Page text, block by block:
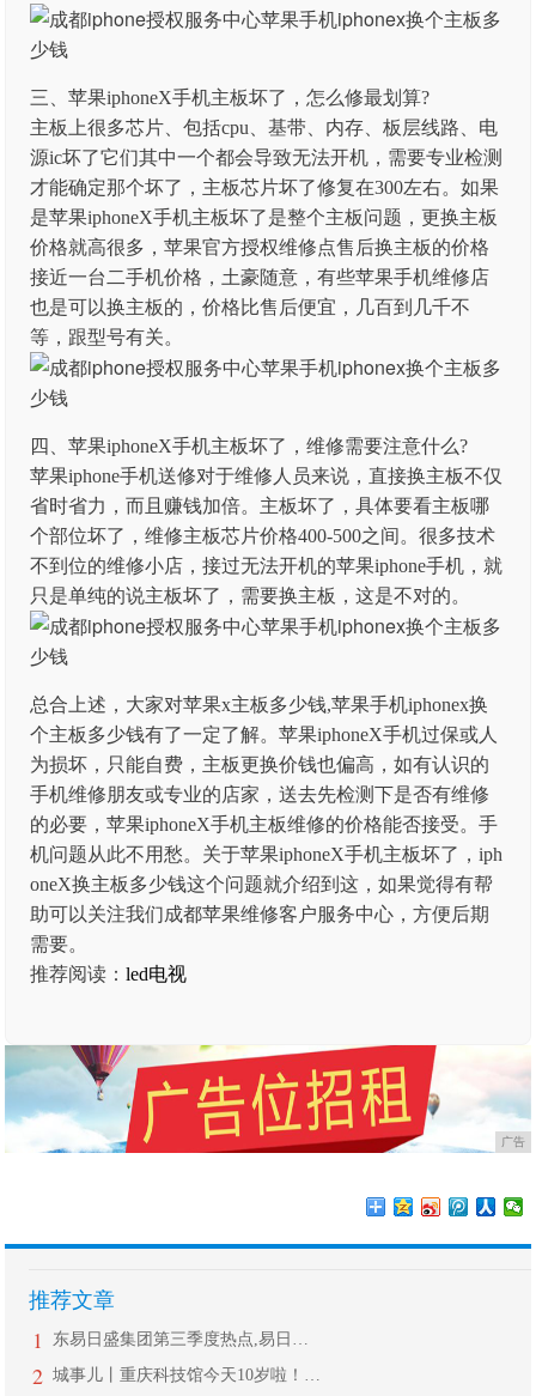
三、苹果iphoneX手机主板坏了，怎么修最划算?
主板上很多芯片、包括cpu、基带、内存、板层线路、电
源ic坏了它们其中一个都会导致无法开机，需要专业检测
才能确定那个坏了，主板芯片坏了修复在300左右。如果
是苹果iphoneX手机主板坏了是整个主板问题，更换主板
价格就高很多，苹果官方授权维修点售后换主板的价格
接近一台二手机价格，土豪随意，有些苹果手机维修店
也是可以换主板的，价格比售后便宜，几百到几千不
等，跟型号有关。
四、苹果iphoneX手机主板坏了，维修需要注意什么?
苹果iphone手机送修对于维修人员来说，直接换主板不仅
省时省力，而且赚钱加倍。主板坏了，具体要看主板哪
个部位坏了，维修主板芯片价格400-500之间。很多技术
不到位的维修小店，接过无法开机的苹果iphone手机，就
只是单纯的说主板坏了，需要换主板，这是不对的。
总合上述，大家对苹果x主板多少钱,苹果手机iphonex换
个主板多少钱有了一定了解。苹果iphoneX手机过保或人
为损坏，只能自费，主板更换价钱也偏高，如有认识的
手机维修朋友或专业的店家，送去先检测下是否有维修
的必要，苹果iphoneX手机主板维修的价格能否接受。手
机问题从此不用愁。关于苹果iphoneX手机主板坏了，iph
oneX换主板多少钱这个问题就介绍到这，如果觉得有帮
助可以关注我们成都苹果维修客户服务中心，方便后期
需要。
推荐阅读：led电视
广告
推荐文章
1 东易日盛集团第三季度热点,易日通开启
2 城事儿丨重庆科技馆今天10岁啦！这些